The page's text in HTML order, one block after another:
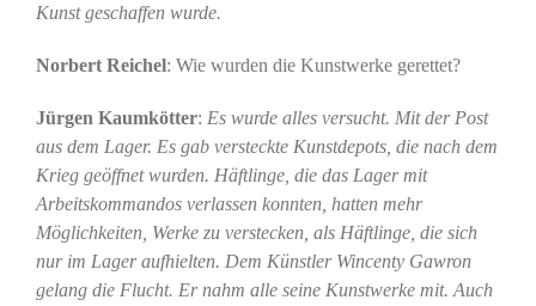
Kunst geschaffen wurde.
Norbert Reichel: Wie wurden die Kunstwerke gerettet?
Jürgen Kaumkötter: Es wurde alles versucht. Mit der Post
aus dem Lager. Es gab versteckte Kunstdepots, die nach dem
Krieg geöffnet wurden. Häftlinge, die das Lager mit
Arbeitskommandos verlassen konnten, hatten mehr
Möglichkeiten, Werke zu verstecken, als Häftlinge, die sich
nur im Lager aufhielten. Dem Künstler Wincenty Gawron
gelang die Flucht. Er nahm alle seine Kunstwerke mit. Auch